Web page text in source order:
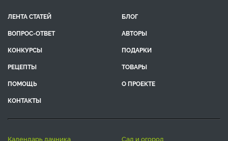
ЛЕНТА СТАТЕЙ
БЛОГ
ВОПРОС-ОТВЕТ
АВТОРЫ
КОНКУРСЫ
ПОДАРКИ
РЕЦЕПТЫ
ТОВАРЫ
ПОМОЩЬ
О ПРОЕКТЕ
КОНТАКТЫ
календарь дачника
сад и огород